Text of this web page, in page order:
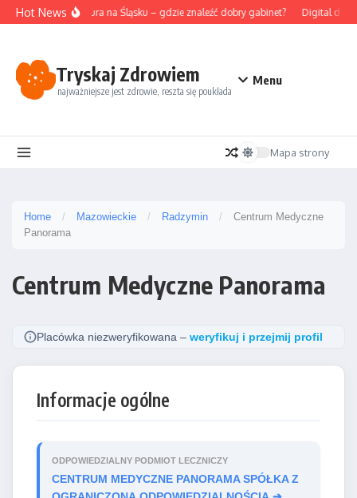
Przejdź do treści
Hot NewsAkupunktura na Śląsku – gdzie znaleźć dobry gabinet? Digital
Tryskaj Zdrowiem
najważniejsze jest zdrowie, reszta się poukłada
Menu
Mapa strony
Home / Mazowieckie / Radzymin /
Centrum Medyczne
Panorama
Centrum Medyczne Panorama
Placówka niezweryfikowana – weryfikuj i przejmij profil
Informacje ogólne
ODPOWIEDZIALNY PODMIOT LECZNICZY
CENTRUM MEDYCZNE PANORAMA SPÓŁKA Z